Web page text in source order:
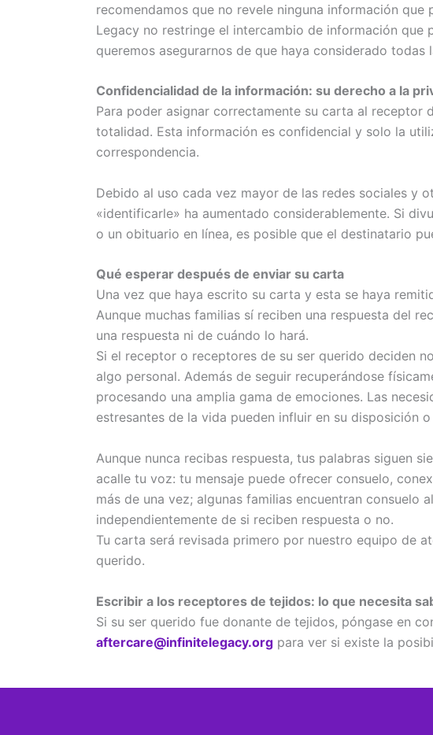
recomendamos que no revele ninguna información
Legacy no restringe el intercambio de información
queremos asegurarnos de que haya considerado
Confidencialidad de la información: su derecho a la
Para poder asignar correctamente su carta al receptor
totalidad. Esta información es confidencial y solo la
correspondencia.
Debido al uso cada vez mayor de las redes sociales y
«identificarle» ha aumentado considerablemente. Si
o un obituario en línea, es posible que el destinatario
Qué esperar después de enviar su carta
Una vez que haya escrito su carta y esta se haya
Aunque muchas familias sí reciben una respuesta del
una respuesta ni de cuándo lo hará.
Si el receptor o receptores de su ser querido deciden
algo personal. Además de seguir recuperándose
procesando una amplia gama de emociones. Las
estresantes de la vida pueden influir en su disposición
Aunque nunca recibas respuesta, tus palabras siguen
acalle tu voz: tu mensaje puede ofrecer consuelo,
más de una vez; algunas familias encuentran
independientemente de si reciben respuesta o no.
Tu carta será revisada primero por nuestro equipo de
querido.
Escribir a los receptores de tejidos: lo que necesita
Si su ser querido fue donante de tejidos, póngase en
aftercare@infinitelegacy.org para ver si existe la